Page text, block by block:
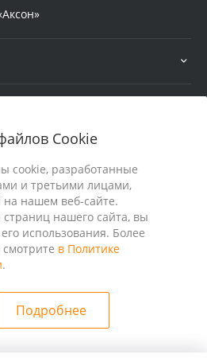
Cookie
cookie, разработанные
и третьими лицами,
нашем веб-сайте.
нашего сайта, вы
использования. Более
в Политике
.
Подробнее